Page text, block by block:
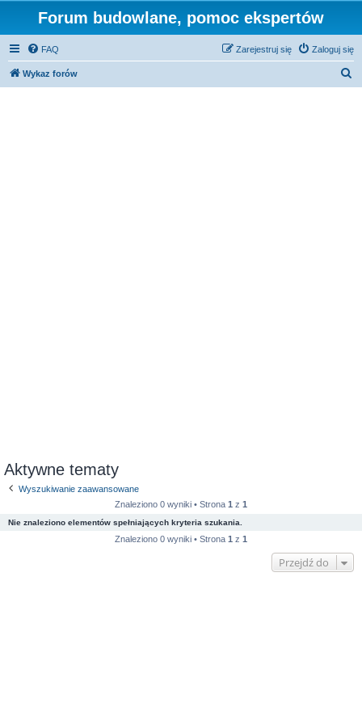
Forum budowlane, pomoc ekspertów
FAQ Zaloguj się
Zarejestruj się
Wykaz forów
Aktywne tematy
Wyszukiwanie zaawansowane
Znaleziono 0 wyniki • Strona 1 z 1
Nie znaleziono elementów spełniających kryteria szukania.
Znaleziono 0 wyniki • Strona 1 z 1
Przejdź do